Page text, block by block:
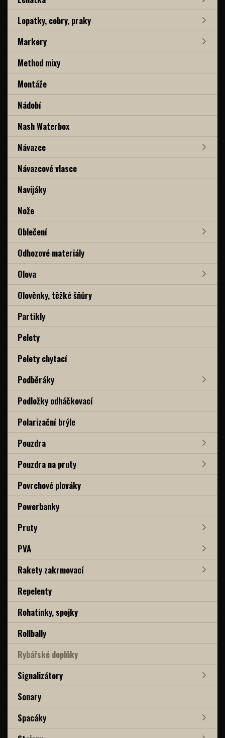
Lopatky, cobry, praky
Markery
Method mixy
Montáže
Nádobí
Nash Waterbox
Návazce
Návazcové vlasce
Navijáky
Nože
Oblečení
Odhozové materiály
Olova
Olověnky, těžké šňůry
Partikly
Pelety
Pelety chytací
Podběráky
Podložky odháčkovací
Polarizační brýle
Pouzdra
Pouzdra na pruty
Povrchové plováky
Powerbanky
Pruty
PVA
Rakety zakrmovací
Repelenty
Rohatinky, spojky
Rollbally
Rybářské doplňky
Signalizátory
Sonary
Spacáky